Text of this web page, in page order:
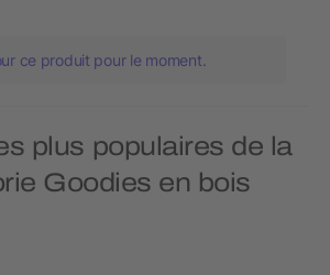
ce produit pour le moment.
plus populaires de la
Goodies en bois